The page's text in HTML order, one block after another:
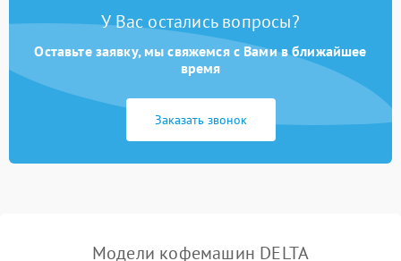
У Вас остались вопросы?
Оставьте заявку, мы свяжемся с Вами в ближайшее
время
Заказать звонок
Модели кофемашин DELTA